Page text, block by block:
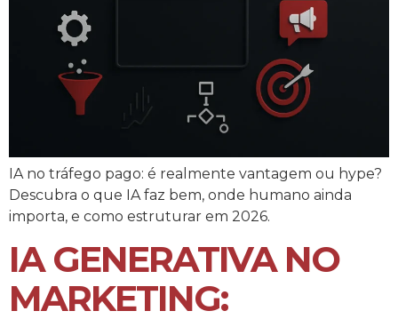
IA no tráfego pago: é realmente vantagem ou hype?
Descubra o que IA faz bem, onde humano ainda
importa, e como estruturar em 2026.
IA GENERATIVA NO
MARKETING: